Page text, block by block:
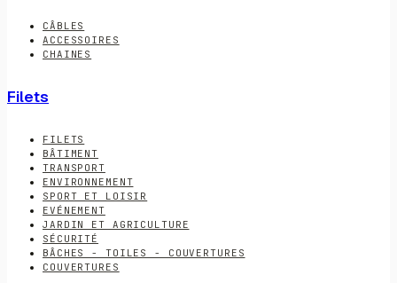
CÂBLES
ACCESSOIRES
CHAINES
Filets
FILETS
BÂTIMENT
TRANSPORT
ENVIRONNEMENT
SPORT ET LOISIR
EVÉNEMENT
JARDIN ET AGRICULTURE
SÉCURITÉ
BÂCHES - TOILES - COUVERTURES
COUVERTURES